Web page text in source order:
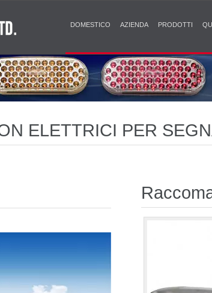
DOMESTICO AZIENDA PRODOTTI
ELETTRICI PER